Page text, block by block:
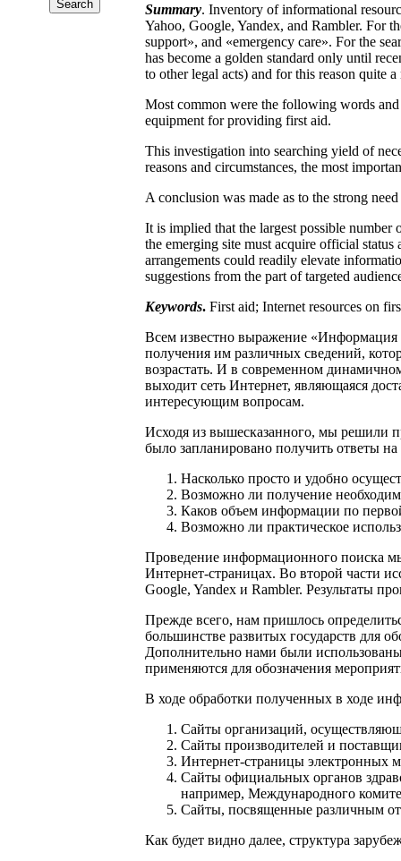
Summary. Inventory of informational
Yahoo, Google, Yandex, and Rambler. For
support», and «emergency care». For the
has become a golden standard only until
to other legal acts) and for this reason quite
Most common were the following words
equipment for providing first aid.
This investigation into searching yield of
reasons and circumstances, the most
A conclusion was made as to the strong
It is implied that the largest possible number
the emerging site must acquire official
arrangements could readily elevate
suggestions from the part of targeted
Keywords. First aid; Internet resources on
Всем известно выражение «Информация
получения им различных сведений,
возрастать. И в современном
выходит сеть Интернет, являющаяся
интересующим вопросам.
Исходя из вышесказанного, мы решили
было запланировано получить ответы
Насколько просто и удобно
Возможно ли получение
Каков объем информации по
Возможно ли практическое
Проведение информационного поиска
Интернет-страницах. Во второй части
Google, Yandex и Rambler. Результаты
Прежде всего, нам пришлось
большинстве развитых государств для
Дополнительно нами были
применяются для обозначения
В ходе обработки полученных в ходе
Сайты организаций,
Сайты производителей и
Интернет-страницы электронных
Сайты официальных органов
например, Международного
Сайты, посвященные различным
Как будет видно далее, структура